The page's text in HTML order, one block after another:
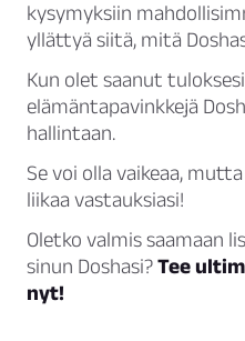
kysymyksiin
yllättyä siitä, mitä
Kun olet saanut
elämäntapavinkkejä
hallintaan.
Se voi olla vaikeaa,
liikaa vastauksiasi!
Oletko valmis saamaan
sinun Doshasi?Tee
nyt!